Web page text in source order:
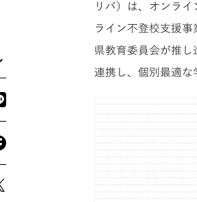
リバ）は、オンラ
ライン不登校支援
県教育委員会が推
連携し、個別最適な